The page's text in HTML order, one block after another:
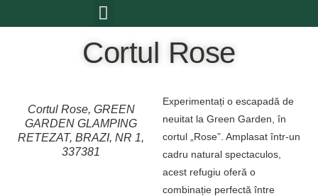
Cortul Rose
Cortul Rose, GREEN
GARDEN GLAMPING
RETEZAT, BRAZI, NR 1,
337381
Experimentați o escapadă de
neuitat la Green Garden, în
cortul „Rose”. Amplasat într-un
cadru natural spectaculos,
acest refugiu oferă o
combinație perfectă între